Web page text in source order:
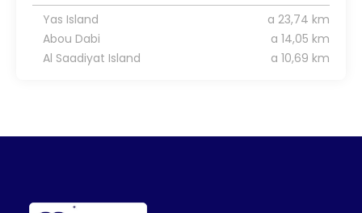
Yas Island
a 23,74 km
Abou Dabi
a 14,05 km
Al Saadiyat Island
a 10,69 km